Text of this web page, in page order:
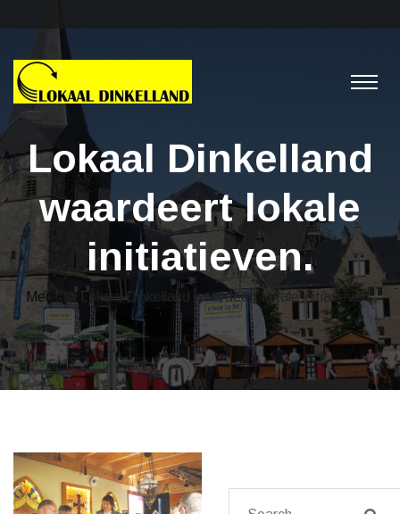
Lokaal Dinkelland
waardeert lokale
initiatieven.
Media > Lokaal Dinkelland waardeert lokale initiatieven.